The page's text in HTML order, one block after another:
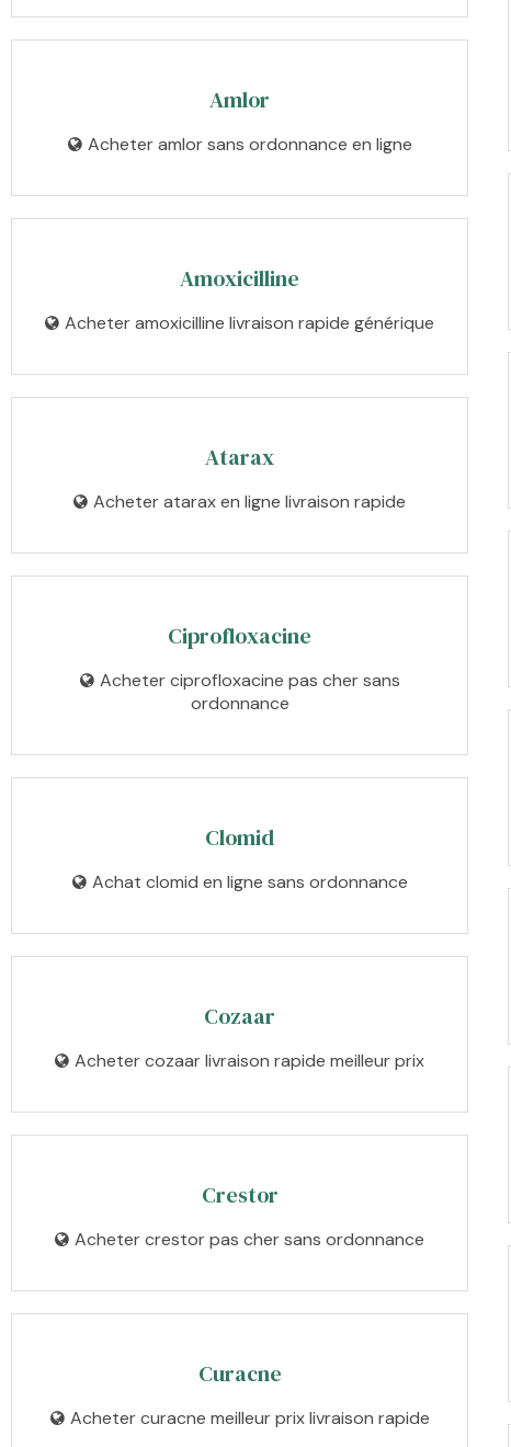
Amlor
Acheter amlor sans ordonnance en ligne
Amoxicilline
Acheter amoxicilline livraison rapide générique
Atarax
Acheter atarax en ligne livraison rapide
Ciprofloxacine
Acheter ciprofloxacine pas cher sans
ordonnance
Clomid
Achat clomid en ligne sans ordonnance
Cozaar
Acheter cozaar livraison rapide meilleur prix
Crestor
Acheter crestor pas cher sans ordonnance
Curacne
Acheter curacne meilleur prix livraison rapide